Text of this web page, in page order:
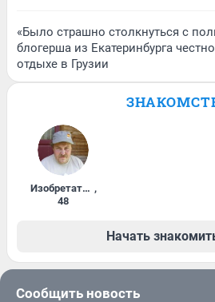
«Было страшно столкнуться с
блогерша из Екатеринбурга
отдыхе в Грузии
Изобретатель ,
48
Начать
Сообщить новость